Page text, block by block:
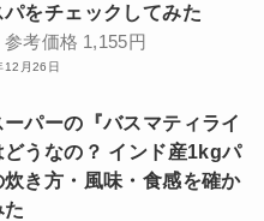
パをチェックしてみた
参考価格 1,155円
12月26日
パーの『バスマティライ
どうなの？ インド産1kgパ
炊き方・風味・食感を確か
た